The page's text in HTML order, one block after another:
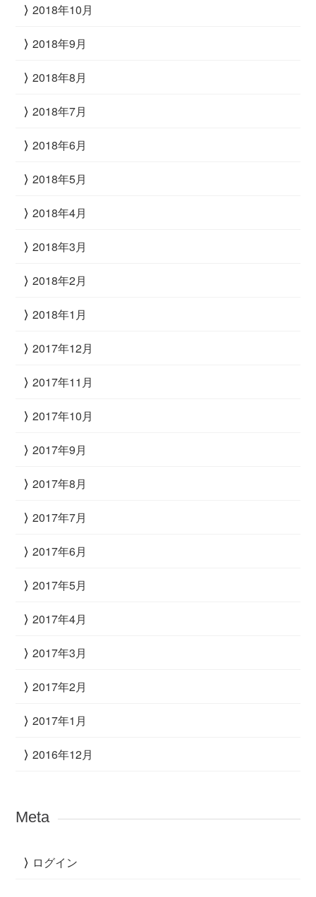
2018年10月
2018年9月
2018年8月
2018年7月
2018年6月
2018年5月
2018年4月
2018年3月
2018年2月
2018年1月
2017年12月
2017年11月
2017年10月
2017年9月
2017年8月
2017年7月
2017年6月
2017年5月
2017年4月
2017年3月
2017年2月
2017年1月
2016年12月
Meta
ログイン